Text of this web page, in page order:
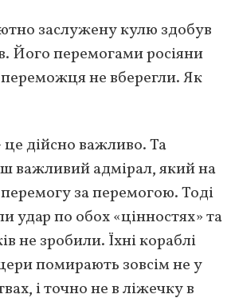
заслужену кулю здобув
Його перемогами росіяни
не вберегли. Як
це дійсно важливо. Та
важливий адмірал, який на
за перемогою. Тоді
удар по обох «цінностях» та
не зробили. Їхні кораблі
помирають зовсім не у
і точно не в ліжечку в